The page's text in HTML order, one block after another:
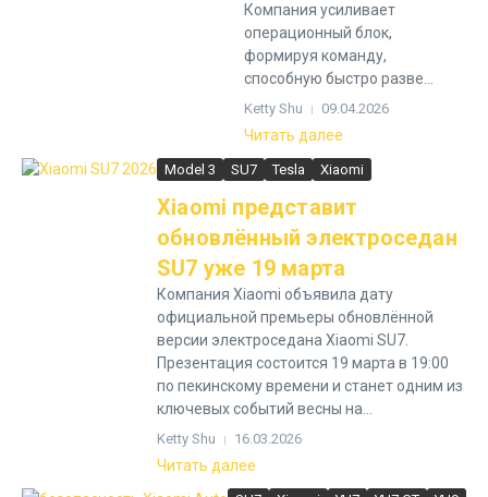
Компания усиливает
операционный блок,
формируя команду,
способную быстро разве...
Ketty Shu 09.04.2026
Читать далее
Model 3 SU7 Tesla Xiaomi
Xiaomi представит
обновлённый электроседан
SU7 уже 19 марта
Компания Xiaomi объявила дату
официальной премьеры обновлённой
версии электроседана Xiaomi SU7.
Презентация состоится 19 марта в 19:00
по пекинскому времени и станет одним из
ключевых событий весны на...
Ketty Shu 16.03.2026
Читать далее